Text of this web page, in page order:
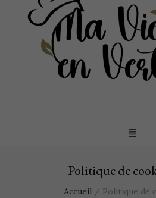
Politique de
Accueil / Politique de